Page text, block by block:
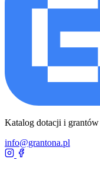
Katalog dotacji i
info@grantona.pl